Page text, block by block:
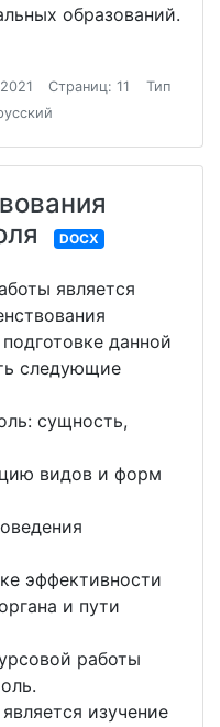
образований.
Страниц: 11
Тип
DOCX
является
данной
следующие
сущность,
видов и форм
эффективности
и пути
работы
изучение